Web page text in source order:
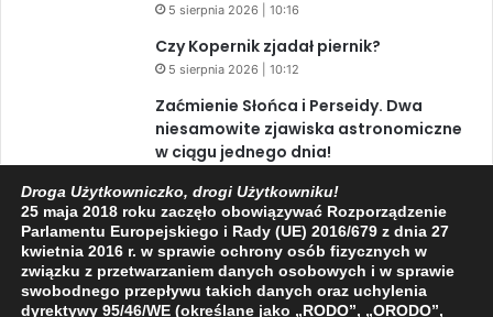
5 sierpnia 2026 | 10:16
Czy Kopernik zjadał piernik?
5 sierpnia 2026 | 10:12
Zaćmienie Słońca i Perseidy. Dwa
niesamowite zjawiska astronomiczne
w ciągu jednego dnia!
Facebook
X YouTube
Droga Użytkowniczko, drogi Użytkowniku!
25 maja 2018 roku zaczęło obowiązywać Rozporządzenie
Parlamentu Europejskiego i Rady (UE) 2016/679 z dnia 27
kwietnia 2016 r. w sprawie ochrony osób fizycznych w
związku z przetwarzaniem danych osobowych i w sprawie
swobodnego przepływu takich danych oraz uchylenia
dyrektywy 95/46/WE (określane jako „RODO”, „ORODO”,